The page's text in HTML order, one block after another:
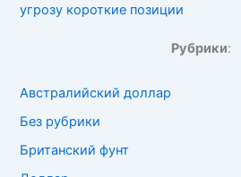
угрозу короткие позиции
Рубрики:
Австралийский доллар
Без рубрики
Британский фунт